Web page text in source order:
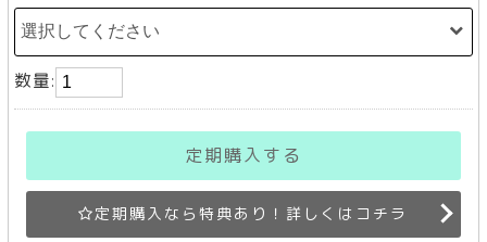
数量:
定期購入する
定期購入なら特典あり！詳しくはコチラ